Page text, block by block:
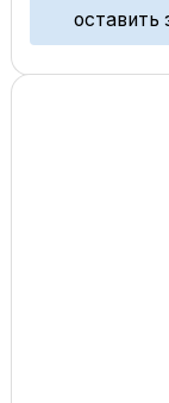
оставить